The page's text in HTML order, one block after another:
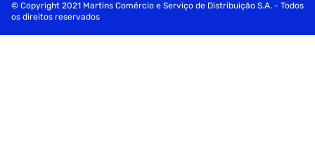
© Copyright 2021 Martins Comércio e Serviço de Distribuição S.A. - Todos
os direitos reservados